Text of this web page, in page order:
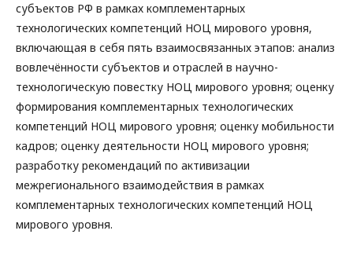
субъектов РФ в рамках комплементарных
технологических компетенций НОЦ мирового уровня,
включающая в себя пять взаимосвязанных этапов: анализ
вовлечённости субъектов и отраслей в научно-
технологическую повестку НОЦ мирового уровня; оценку
формирования комплементарных технологических
компетенций НОЦ мирового уровня; оценку мобильности
кадров; оценку деятельности НОЦ мирового уровня;
разработку рекомендаций по активизации
межрегионального взаимодействия в рамках
комплементарных технологических компетенций НОЦ
мирового уровня.